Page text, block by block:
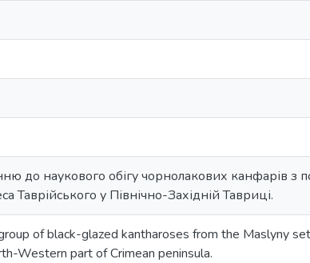
до наукового обігу чорнолакових канфарів з
Таврійського у Північно-Західній Тавриці.
of black-glazed kantharoses from the Maslyny
Western part of Crimean peninsula.